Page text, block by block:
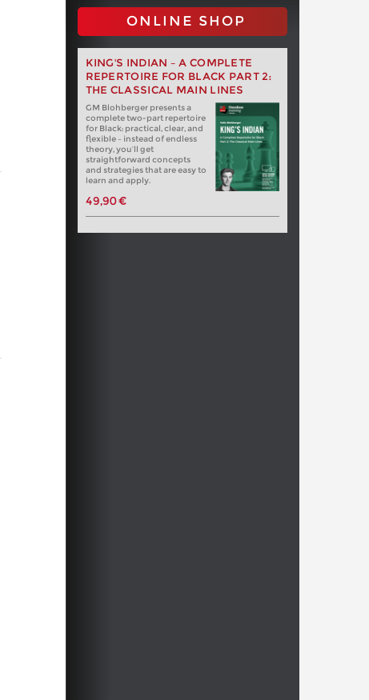
ONLINE SHOP
KING'S INDIAN – A COMPLETE
REPERTOIRE FOR BLACK PART 2:
THE CLASSICAL MAIN LINES
GM Blohberger presents a
complete two-part repertoire
for Black: practical, clear, and
flexible – instead of endless
theory, you’ll get
straightforward concepts
and strategies that are easy to
learn and apply.
49,90 €